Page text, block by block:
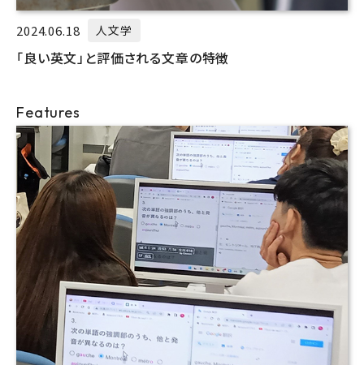
2024.06.18 人文学
「良い英文」と評価される文章の特徴
Features